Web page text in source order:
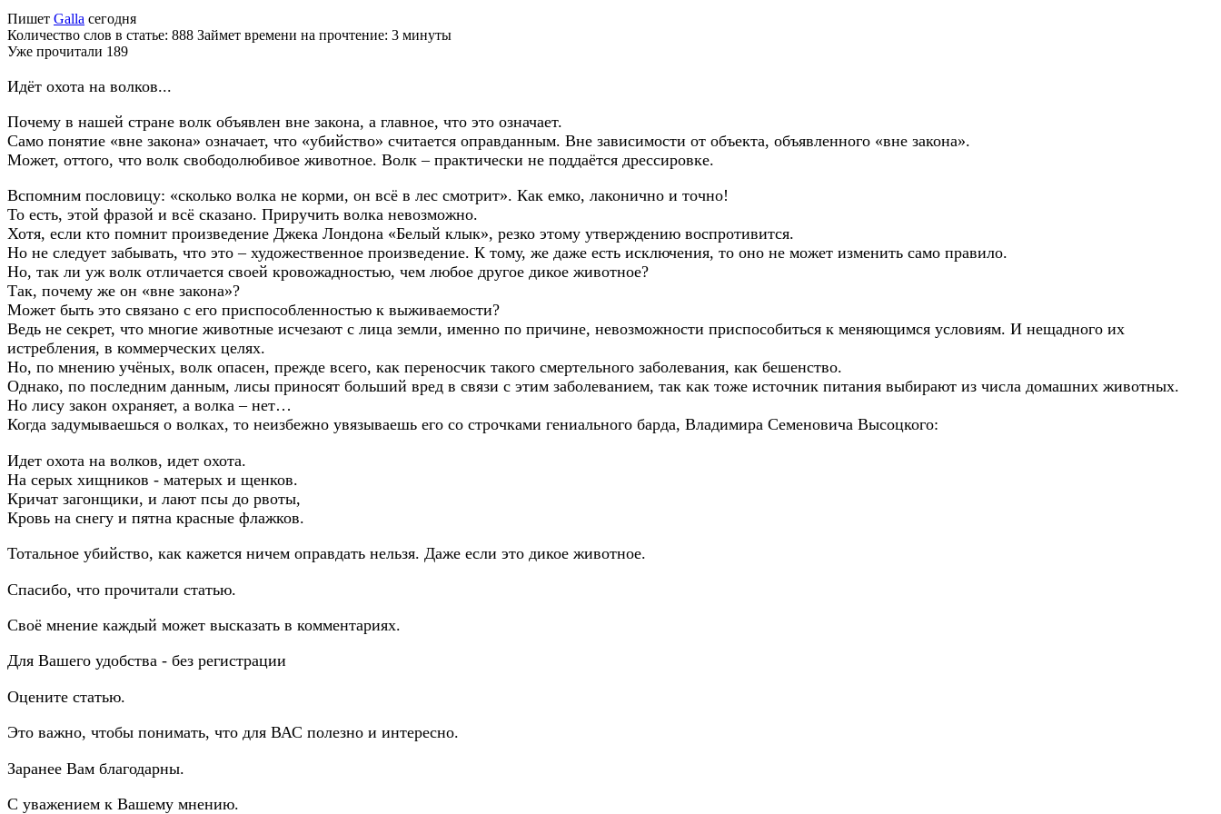
Пишет Galla сегодня
Количество слов в статье: 888 Займет времени на прочтение: 3 минуты
Уже прочитали 189
Идёт охота на волков...
Почему в нашей стране волк объявлен вне закона, а главное, что это означает.
Само понятие «вне закона» означает, что «убийство» считается оправданным. Вне зависимости от объекта, объявленного «вне закона».
Может, оттого, что волк свободолюбивое животное. Волк – практически не поддаётся дрессировке.
Вспомним пословицу: «сколько волка не корми, он всё в лес смотрит». Как емко, лаконично и точно!
То есть, этой фразой и всё сказано. Приручить волка невозможно.
Хотя, если кто помнит произведение Джека Лондона «Белый клык», резко этому утверждению воспротивится.
Но не следует забывать, что это – художественное произведение. К тому, же даже есть исключения, то оно не может изменить само правило.
Но, так ли уж волк отличается своей кровожадностью, чем любое другое дикое животное?
Так, почему же он «вне закона»?
Может быть это связано с его приспособленностью к выживаемости?
Ведь не секрет, что многие животные исчезают с лица земли, именно по причине, невозможности приспособиться к меняющимся условиям. И нещадного их
истребления, в коммерческих целях.
Но, по мнению учёных, волк опасен, прежде всего, как переносчик такого смертельного заболевания, как бешенство.
Однако, по последним данным, лисы приносят больший вред в связи с этим заболеванием, так как тоже источник питания выбирают из числа домашних животных.
Но лису закон охраняет, а волка – нет…
Когда задумываешься о волках, то неизбежно увязываешь его со строчками гениального барда, Владимира Семеновича Высоцкого:
Идет охота на волков, идет охота.
На серых хищников - матерых и щенков.
Кричат загонщики, и лают псы до рвоты,
Кровь на снегу и пятна красные флажков.
Тотальное убийство, как кажется ничем оправдать нельзя. Даже если это дикое животное.
Спасибо, что прочитали статью.
Своё мнение каждый может высказать в комментариях.
Для Вашего удобства - без регистрации
Оцените статью.
Это важно, чтобы понимать, что для ВАС полезно и интересно.
Заранее Вам благодарны.
С уважением к Вашему мнению.